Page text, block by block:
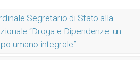
Segretario di Stato alla
“Droga e Dipendenze: un
umano integrale”